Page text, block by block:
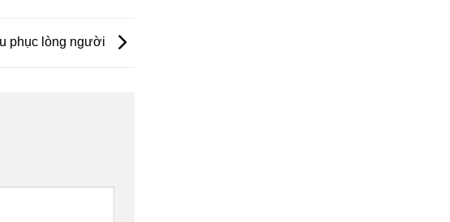
phục lòng người